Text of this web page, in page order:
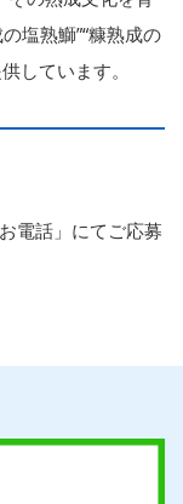
塩熟鰤”“糠熟成の
しています。
電話」にてご応募